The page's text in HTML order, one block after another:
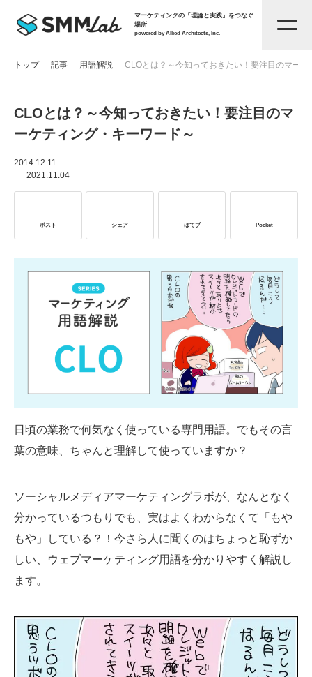
マーケティングの「理論と実践」をつなぐ
場所
powered by Allied Architects, Inc.
記事一覧
サービス資料
SMMLabについて
トップ 記事 用語解説 CLOとは？～今知っておきたい！要注目のマー
CLOとは？～今知っておきたい！要注目のマ
ーケティング・キーワード～
2014.12.11
2021.11.04
ポスト シェア はてブ Pocket
日頃の業務で何気なく使っている専門用語。でもその言
葉の意味、ちゃんと理解して使っていますか？
ソーシャルメディアマーケティングラボが、なんとなく
分かっているつもりでも、実はよくわからなくて「もや
もや」している？！今さら人に聞くのはちょっと恥ずか
しい、ウェブマーケティング用語を分かりやすく解説し
ます。